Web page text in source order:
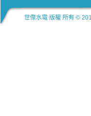
世傑水電 版權 所有 ©